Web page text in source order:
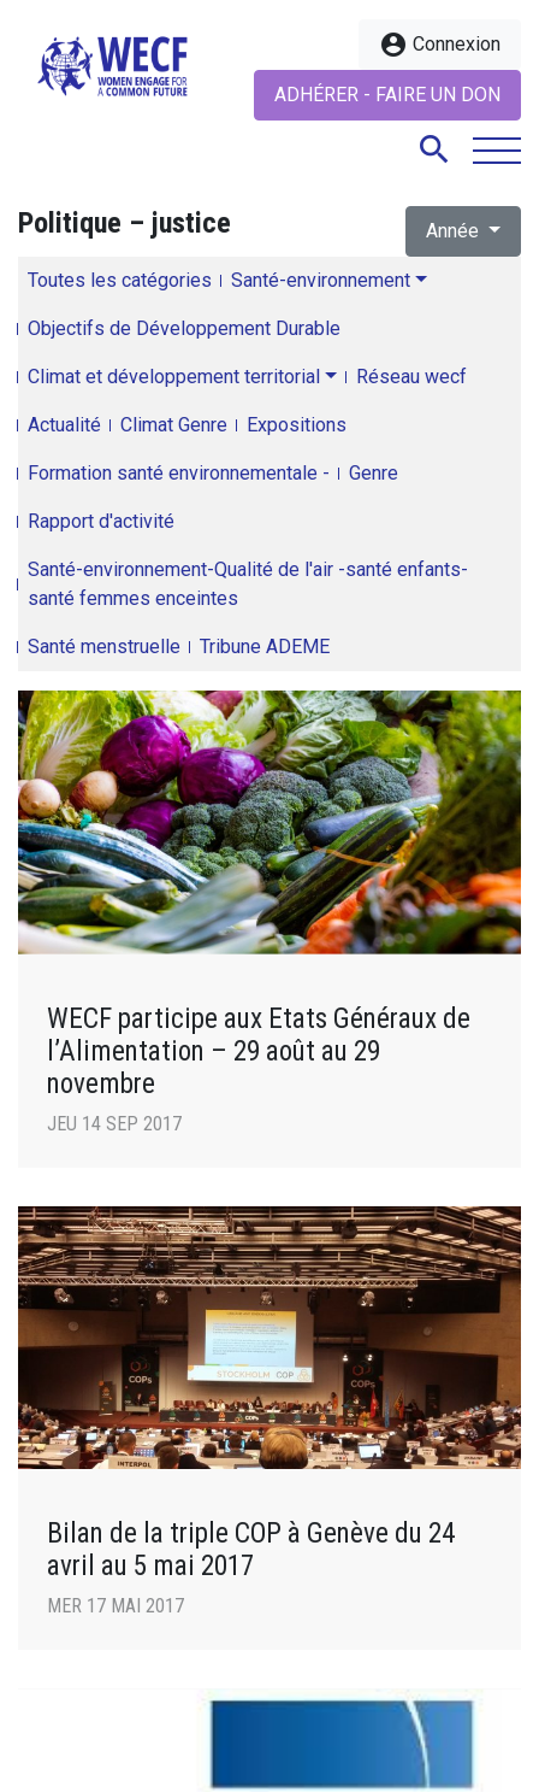
account_circle Connexion
ADHÉRER - FAIRE UN DON
search
Politique – justice Année
Toutes les catégories Santé-environnement
Objectifs de Développement Durable
Climat et développement territorial Réseau wecf
Actualité Climat Genre Expositions
Formation santé environnementale - Genre
Rapport d'activité
Santé-environnement-Qualité de l'air -santé enfants-
santé femmes enceintes
Santé menstruelle Tribune ADEME
WECF participe aux Etats Généraux de
l’Alimentation – 29 août au 29
novembre
JEU 14 SEP 2017
Bilan de la triple COP à Genève du 24
avril au 5 mai 2017
MER 17 MAI 2017